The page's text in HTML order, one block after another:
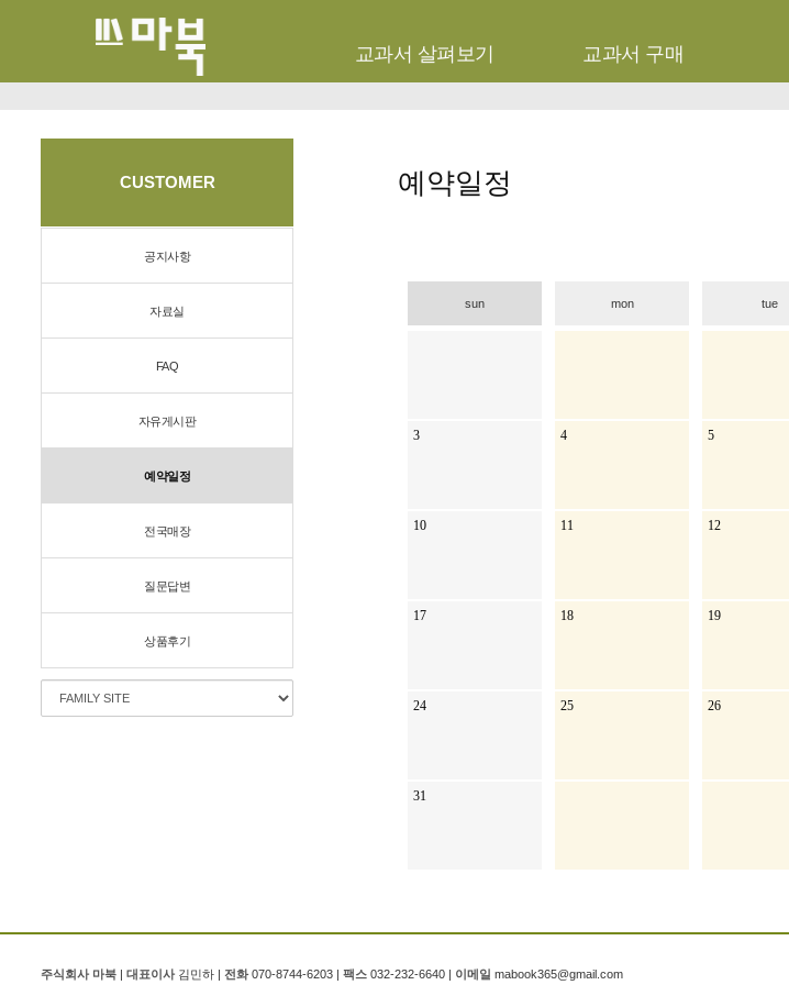
교과서 살펴보기 교과서 구매
CUSTOMER
공지사항
자료실
FAQ
자유게시판
예약일정
전국매장
질문답변
상품후기
예약일정
sun mon tue
3 4 5
10 11 12
17 18 19
24 25 26
31
주식회사 마북 | 대표이사 김민하 | 전화070-8744-6203 | 팩스 032-232-6640 | 이메일 mabook365@gmail.com